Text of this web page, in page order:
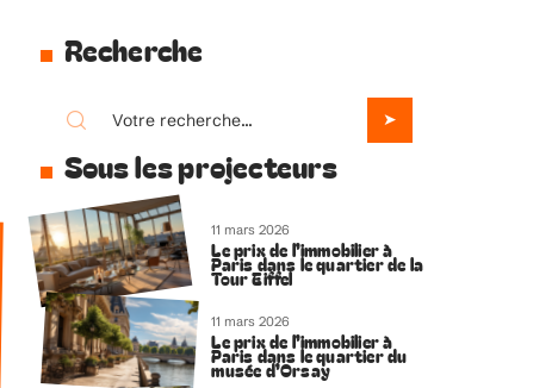
Recherche
Sous les projecteurs
11 mars 2026
Le prix de l’immobilier à
Paris dans le quartier de la
Tour Eiffel
11 mars 2026
Le prix de l’immobilier à
Paris dans le quartier du
musée d’Orsay